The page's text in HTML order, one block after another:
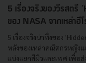
5 เรื่องจริงของวีรสตรี
ของ NASA จากเหล่าฮีโ
5 เรื่องจริงน่าทึ่งของ
หลังของเหล่าคณิตกรหญิง
แบ่งแยกสีผิวและเพศ เพื่อส่